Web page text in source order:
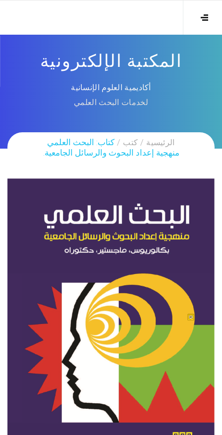
المكتبة الإلكترونية
أكاديمية العلوم الإنسانية
لخدمات البحث العلمي
الرئيسية كتب
كتاب: البحث العلمي
منهجية إعداد البحوث والرسائل الجامعية.